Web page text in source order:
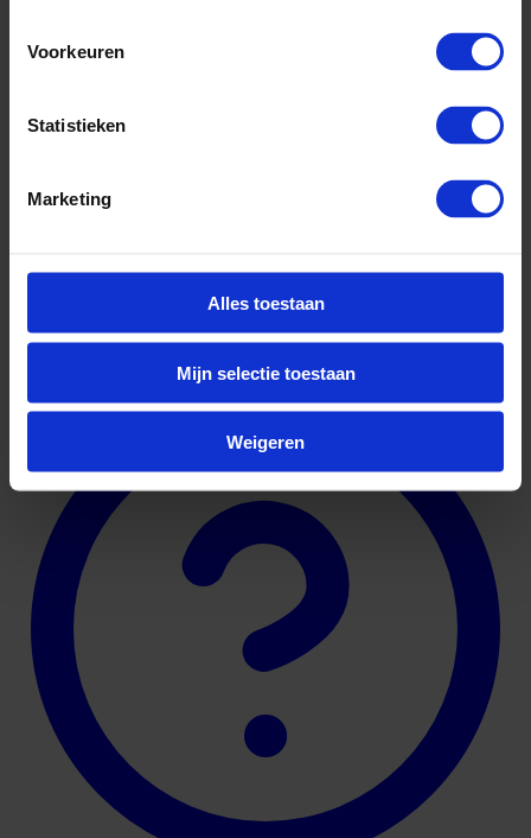
Voorkeuren
Statistieken
Marketing
Alles toestaan
Mijn selectie toestaan
Weigeren